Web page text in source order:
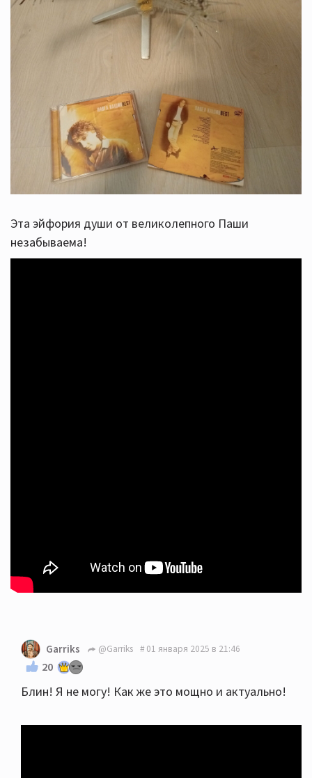
Эта эйфория души от великолепного Паши
незабываема!
Garriks @Garriks 01 января 2025 в 21:46
20
Блин! Я не могу! Как же это мощно и актуально!